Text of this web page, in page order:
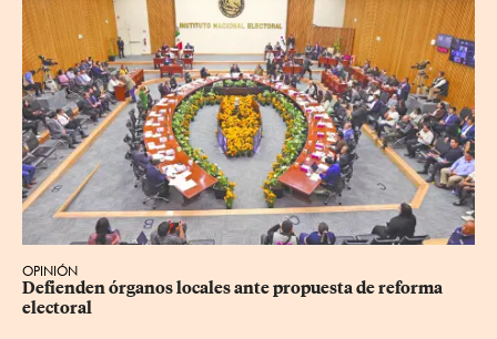
OPINIÓN
Defienden órganos locales ante propuesta de reforma
electoral